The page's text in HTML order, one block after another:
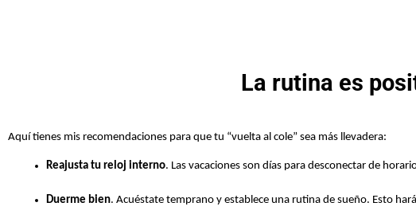
La rutina es
Aquí tienes mis recomendaciones para que tu “vuelta al cole” sea más llevadera:
Reajusta tu reloj interno. Las vacaciones son días para desconectar de
Duerme bien. Acuéstate temprano y establece una rutina de sueño. Esto